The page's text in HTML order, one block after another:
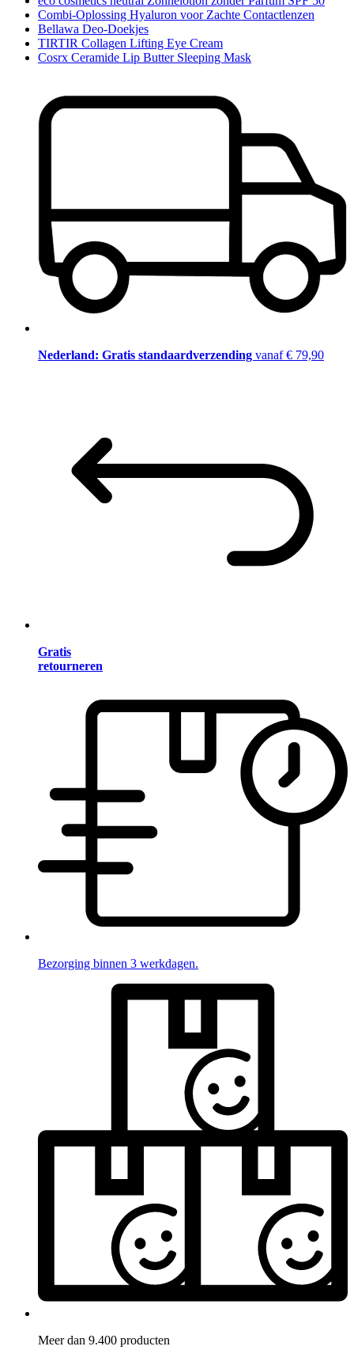
Combi-Oplossing Hyaluron voor Zachte Contactlenzen
Bellawa Deo-Doekjes
TIRTIR Collagen Lifting Eye Cream
Cosrx Ceramide Lip Butter Sleeping Mask
Nederland: Gratis standaardverzending vanaf € 79,90
Gratis
retourneren
Bezorging binnen 3 werkdagen.
Meer dan 9.400 producten